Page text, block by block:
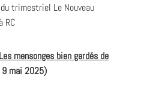
du trimestriel Le Nouveau
RC
mensonges bien gardés de
9 mai 2025)